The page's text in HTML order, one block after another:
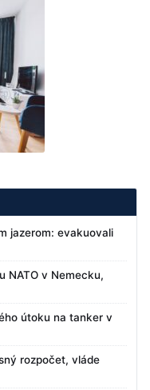
jazerom: evakuovali
NATO v Nemecku,
útoku na tanker v
rozpočet, vláde